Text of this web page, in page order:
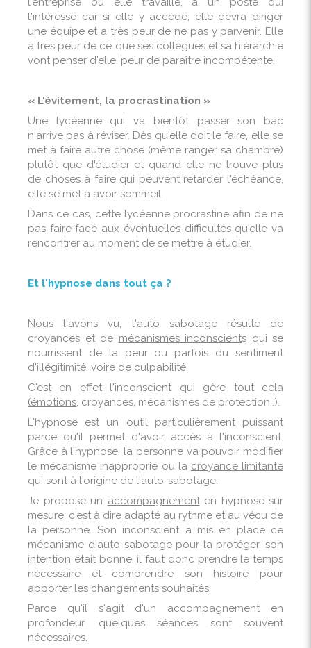
l'intéresse car si elle y accède, elle devra diriger
une équipe et a très peur de ne pas y parvenir. Elle
a très peur de ce que ses collègues et sa hiérarchie
vont penser d'elle, peur de paraître incompétente.
« L'évitement, la procrastination »
Une lycéenne qui va bientôt passer son bac
n'arrive pas à réviser. Dès qu'elle doit le faire, elle se
met à faire autre chose (même ranger sa chambre)
plutôt que d'étudier et quand elle ne trouve plus
de choses à faire qui peuvent retarder l'échéance,
elle se met à avoir sommeil.
Dans ce cas, cette lycéenne procrastine afin de ne
pas faire face aux éventuelles difficultés qu'elle va
rencontrer au moment de se mettre à étudier.
Et l'hypnose dans tout ça ?
Nous l'avons vu, l'auto sabotage résulte de
croyances et de mécanismes inconscients qui se
nourrissent de la peur ou parfois du sentiment
d'illégitimité, voire de culpabilité.
C'est en effet l'inconscient qui gère tout cela
(émotions, croyances, mécanismes de protection..).
L'hypnose est un outil particulièrement puissant
parce qu'il permet d'avoir accès à l'inconscient.
Grâce à l'hypnose, la personne va pouvoir modifier
le mécanisme inapproprié ou la croyance limitante
qui sont à l'origine de l'auto-sabotage.
Je propose un accompagnementen hypnose sur
mesure, c'est à dire adapté au rythme et au vécu de
la personne. Son inconscient a mis en place ce
mécanisme d'auto-sabotage pour la protéger, son
intention était bonne, il faut donc prendre le temps
nécessaire et comprendre son histoire pour
apporter les changements souhaités.
Parce qu'il s'agit d'un accompagnement en
profondeur, quelques séances sont souvent
nécessaires.